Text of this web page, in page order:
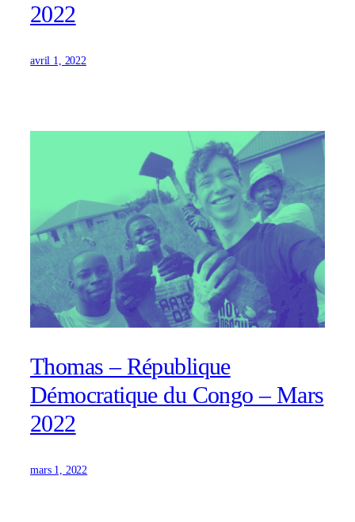
2022
avril 1, 2022
Thomas – République
Démocratique du Congo – Mars
2022
mars 1, 2022